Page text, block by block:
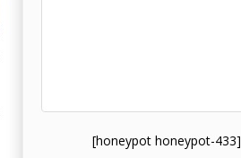
[honeypot honeypot-433]